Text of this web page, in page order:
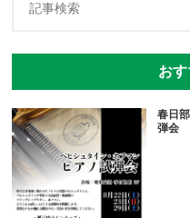
お
春日
弾会